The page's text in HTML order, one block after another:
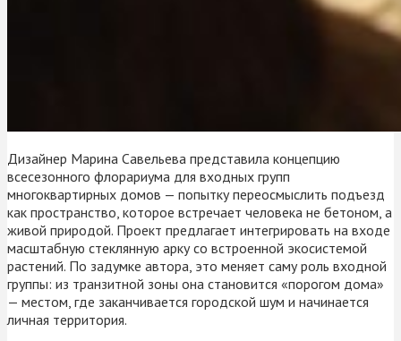
Дизайнер Марина Савельева представила концепцию
всесезонного флорариума для входных групп
многоквартирных домов — попытку переосмыслить подъезд
как пространство, которое встречает человека не бетоном, а
живой природой. Проект предлагает интегрировать на входе
масштабную стеклянную арку со встроенной экосистемой
растений. По задумке автора, это меняет саму роль входной
группы: из транзитной зоны она становится «порогом дома»
— местом, где заканчивается городской шум и начинается
личная территория.